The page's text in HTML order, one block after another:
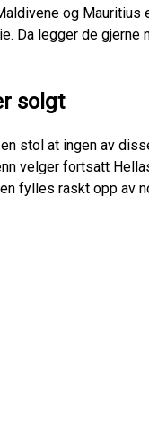
og Mauritius
Da legger de
solgt
stol at ingen av
velger fortsatt
fylles raskt opp av